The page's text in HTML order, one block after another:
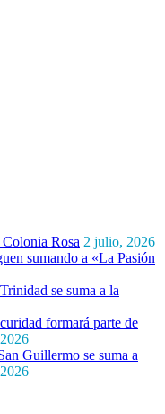
Rosa 2 julio, 2026
sumando a «La Pasión
se suma a la
formará parte de
Guillermo se suma a